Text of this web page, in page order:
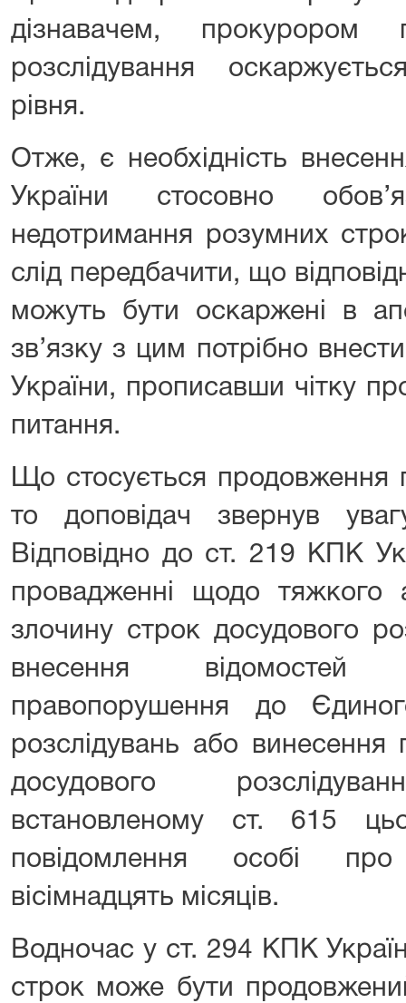
дізнавачем, прокурором
розслідування
рівня.
Отже, є необхідність
України стосовно
недотримання розумних
слід передбачити, що
можуть бути оскаржені в
зв’язку з цим потрібно
України, прописавши чітку
питання.
Що стосується продовження
то доповідач звернув
Відповідно до ст. 219 КПК
провадженні щодо тяжкого
злочину строк досудового
внесення
правопорушення до
розслідувань або винесення
досудового
встановленому ст. 615
повідомлення особі
вісімнадцять місяців.
Водночас у ст. 294 КПК
строк може бути